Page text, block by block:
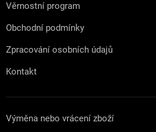
Věrnostní program
Obchodní podmínky
Zpracování osobních údajů
Kontakt
Výměna nebo vrácení zboží